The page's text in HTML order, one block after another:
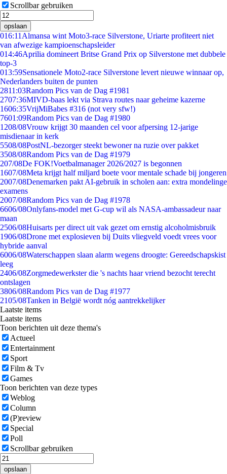
Scrollbar gebruiken
opslaan
016:11 Almansa wint Moto3-race Silverstone, Uriarte profiteert niet
van afwezige kampioenschapsleider
014:46Aprilia domineert Britse Grand Prix op Silverstone met dubbele
top-3
013:59Sensationele Moto2-race Silverstone levert nieuwe winnaar op,
Nederlanders buiten de punten
2811:03Random Pics van de Dag #1981
2707:36MIVD-baas lekt via Strava routes naar geheime kazerne
1606:35VrijMiBabes #316 (not very sfw!)
7601:09Random Pics van de Dag #1980
1208/08Vrouw krijgt 30 maanden cel voor afpersing 12-jarige
misdienaar in kerk
5508/08PostNL-bezorger steekt bewoner na ruzie over pakket
3508/08Random Pics van de Dag #1979
207/08De FOK!Voetbalmanager 2026/2027 is begonnen
1607/08Meta krijgt half miljard boete voor mentale schade bij jongeren
2007/08Denemarken pakt AI-gebruik in scholen aan: extra mondelinge
examens
2007/08Random Pics van de Dag #1978
6606/08Onlyfans-model met G-cup wil als NASA-ambassadeur naar
maan
2506/08Huisarts per direct uit vak gezet om ernstig alcoholmisbruik
1906/08Drone met explosieven bij Duits vliegveld voedt vrees voor
hybride aanval
6006/08Waterschappen slaan alarm wegens droogte: Gereedschapskist
leeg
2406/08Zorgmedewerkster die 's nachts haar vriend bezocht terecht
ontslagen
3806/08Random Pics van de Dag #1977
2105/08Tanken in België wordt nóg aantrekkelijker
Laatste items
Laatste items
Toon berichten uit deze thema's
Actueel
Entertainment
Sport
Film & Tv
Games
Toon berichten van deze types
Weblog
Column
(P)review
Special
Poll
Scrollbar gebruiken
opslaan